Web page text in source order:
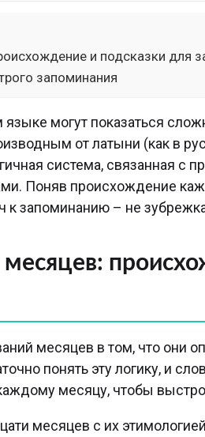
и подсказки для
запоминания
могут показаться
от латыни (как в
система, связанная с
Поняв происхождение
к запоминанию – не
месяцев в том, что они
понять эту логику, и
месяцу, чтобы
месяцев с их